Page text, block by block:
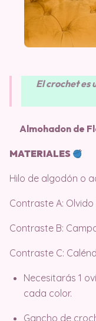
El crochet es
Almohadon de
MATERIALES
Hilo de algodón o
Contraste A: Olvido
Contraste B:
Contraste C:
Necesitarás 1
cada color.
Gancho de